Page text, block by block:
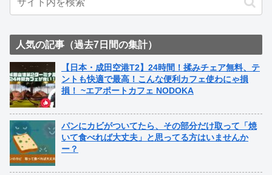
人気の記事（過去7日間の集計）
【日本・成田空港T2】24時間！揉みチェア無料、テ
ントも快適で最高！こんな便利カフェ使わにゃ損
損！ ~エアポートカフェ NODOKA
パンにカビがついてたら、その部分だけ取って「焼
いて食べれば大丈夫」と思ってる方はいませんか
ー？